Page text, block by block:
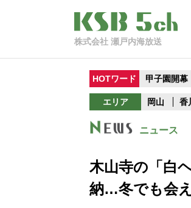
株式会社 瀬戸内海放送
HOTワード 甲子園開幕
エリア 岡山 香川
ニュース
木山寺の「白
納…冬でも会